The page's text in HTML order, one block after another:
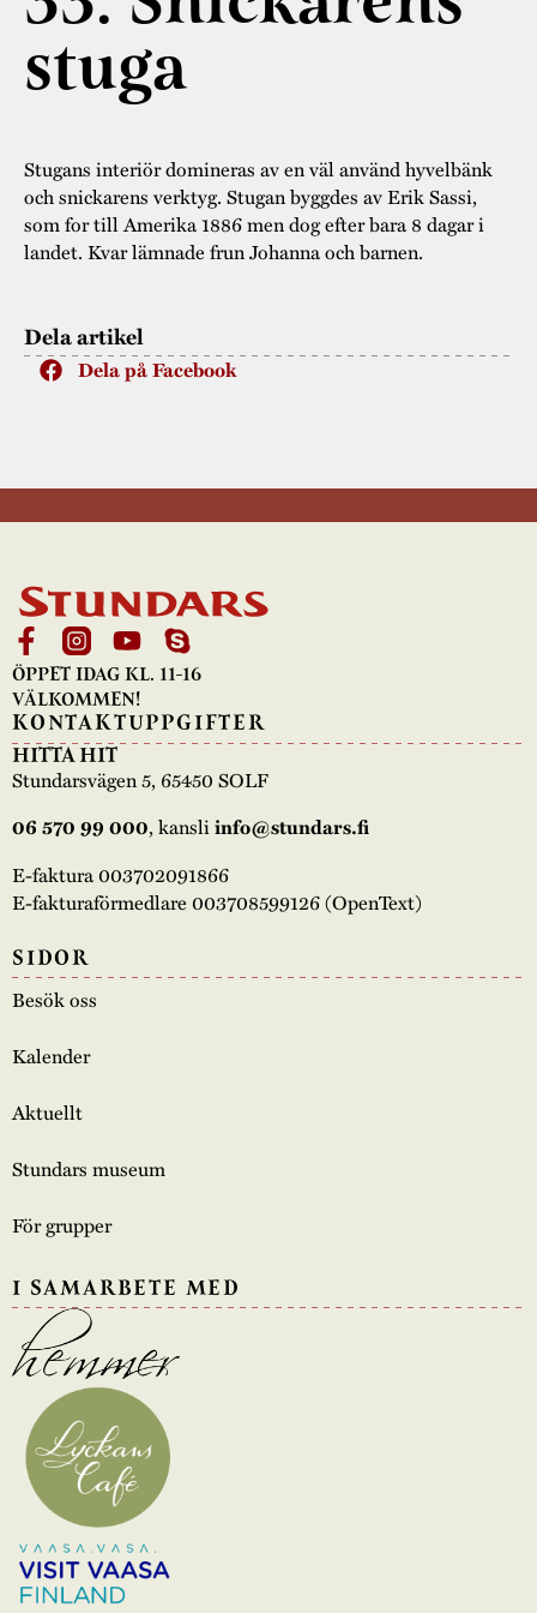
Kontakta oss
Kalas på Stundars
Hantverk
Projekt
Årsberättelser
Årets Gunnar
Dela artikel
Dela på Facebook
stuga
Stugans interiör domineras av en väl använd hyvelbänk
och snickarens verktyg. Stugan byggdes av Erik Sassi,
som for till Amerika 1886 men dog efter bara 8 dagar i
landet. Kvar lämnade frun Johanna och barnen.
ÖPPET IDAG KL. 11-16
VÄLKOMMEN!
KONTAKTUPPGIFTER
HITTA HIT
Stundarsvägen 5, 65450 SOLF
06 570 99 000, kansliinfo@stundars.fi
E-faktura 003702091866
E-fakturaförmedlare 003708599126 (OpenText)
SIDOR
Besök oss
Kalender
Aktuellt
Stundars museum
För grupper
I SAMARBETE MED